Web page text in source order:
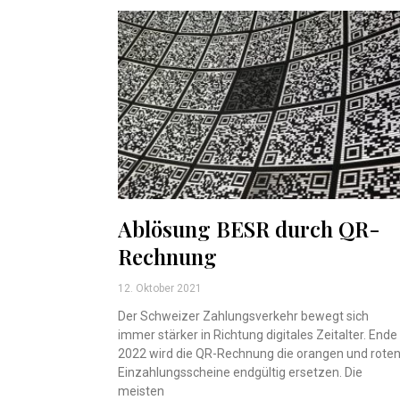
Ablösung BESR durch QR-
Rechnung
12. Oktober 2021
Der Schweizer Zahlungsverkehr bewegt sich
immer stärker in Richtung digitales Zeitalter. Ende
2022 wird die QR-Rechnung die orangen und roten
Einzahlungsscheine endgültig ersetzen. Die
meisten